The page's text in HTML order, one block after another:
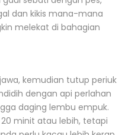
dan kikis mana-mana
melekat di bahagian
kemudian tutup periuk
dengan api perlahan
daging lembu empuk.
20 minit atau lebih, tetapi
perlu kacau lebih kerap